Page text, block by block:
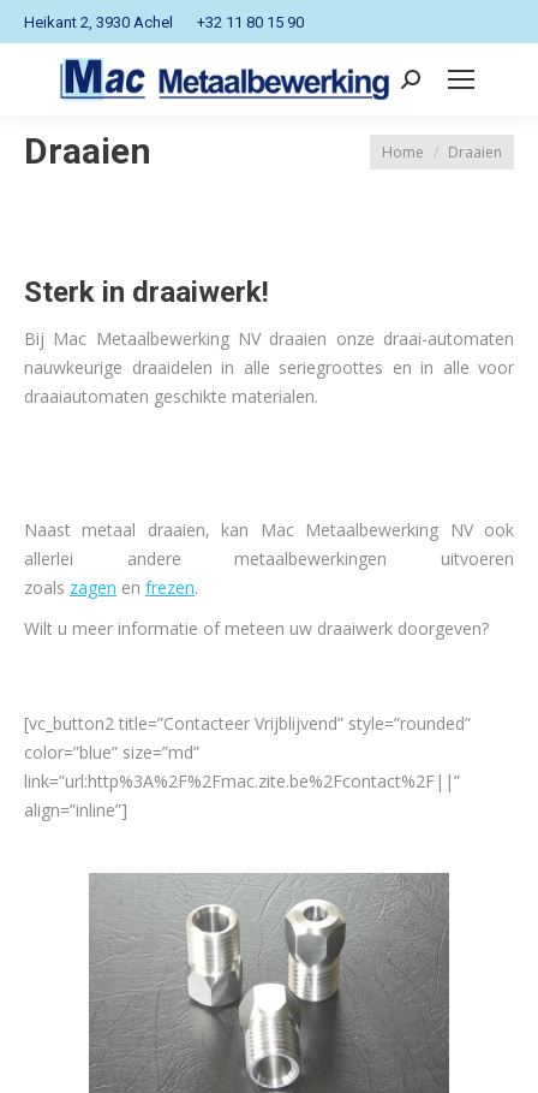
Heikant 2, 3930 Achel +32 11 80 15 90
Search:
Draaien
Je bent hier: Home Draaien
Sterk in draaiwerk!
Bij Mac Metaalbewerking NV draaien onze draai-automaten
nauwkeurige draaidelen in alle seriegroottes en in alle voor
draaiautomaten geschikte materialen.
Naast metaal draaien, kan Mac Metaalbewerking NV ook
allerlei andere metaalbewerkingen uitvoeren
zoals zagen en frezen.
Wilt u meer informatie of meteen uw draaiwerk doorgeven?
[vc_button2 title=”Contacteer Vrijblijvend” style=”rounded”
color=”blue” size=”md”
link=”url:http%3A%2F%2Fmac.zite.be%2Fcontact%2F||”
align=”inline”]